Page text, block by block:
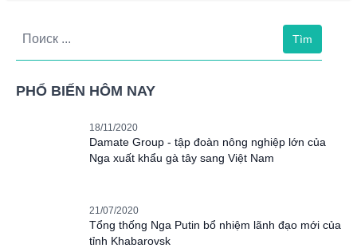
Tìm
PHỔ BIẾN HÔM NAY
18/11/2020
Damate Group - tập đoàn nông nghiệp lớn của
Nga xuất khẩu gà tây sang Việt Nam
21/07/2020
Tổng thống Nga Putin bổ nhiệm lãnh đạo mới của
tỉnh Khabarovsk